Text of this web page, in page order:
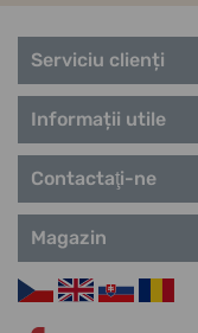
Serviciu clienți
Informații utile
Contactaţi-ne
Magazin